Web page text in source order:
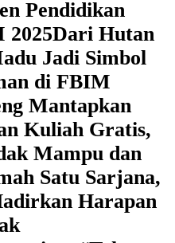
Pendidikan
2025‎Dari Hutan
Jadi Simbol
di FBIM
Mantapkan
Kuliah Gratis,
Mampu dan
Satu Sarjana,
Harapan